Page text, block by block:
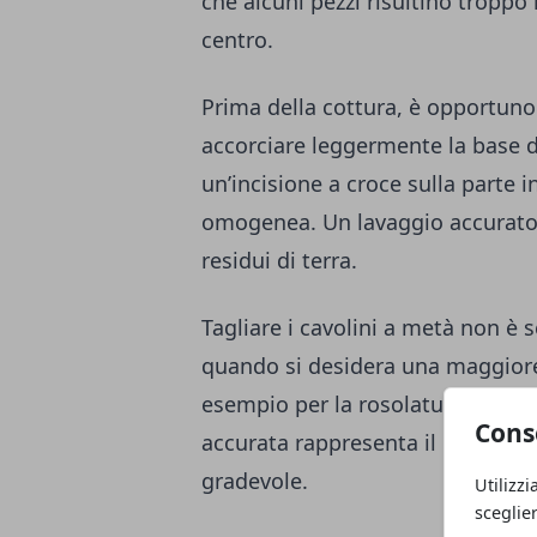
centro.
Prima della cottura, è
accorciare leggermente la
un’incisione a croce sulla parte
omogenea. Un lavaggio
residui di terra.
Tagliare i cavolini a metà non è
quando si desidera una
esempio per la rosolatura in
accurata rappresenta il primo
gradevole.